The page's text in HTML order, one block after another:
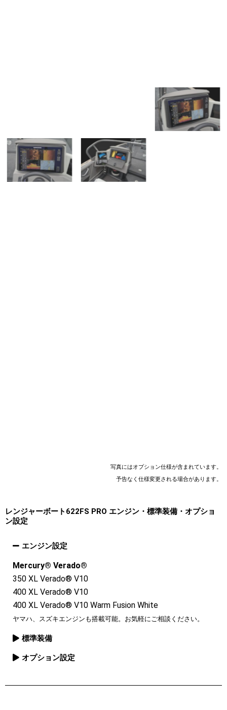
写真にはオプション仕様が含まれています。
予告なく仕様変更される場合があります。
レンジャーボート622FS PRO エンジン・標準装備・オプショ
ン設定
エンジン設定
Mercury® Verado®
350 XL Verado® V10
400 XL Verado® V10
400 XL Verado® V10 Warm Fusion White
ヤマハ、スズキエンジンも搭載可能。お気軽にご相談ください。
標準装備
オプション設定